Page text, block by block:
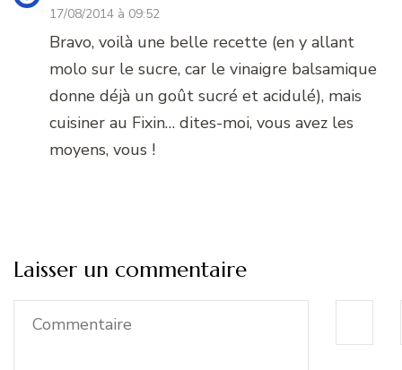
17/08/2014 à 09:52
Bravo, voilà une belle recette (en y allant
molo sur le sucre, car le vinaigre balsamique
donne déjà un goût sucré et acidulé), mais
cuisiner au Fixin… dites-moi, vous avez les
moyens, vous !
Laisser un commentaire